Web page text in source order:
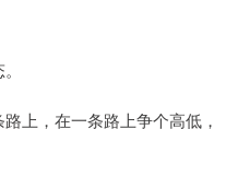
上，在一条路上争个高低，